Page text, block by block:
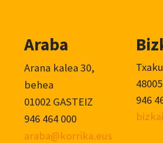
Araba
Arana kalea 30,
behea
01002 GASTEIZ
946 464 000
araba@korrika.eus
946